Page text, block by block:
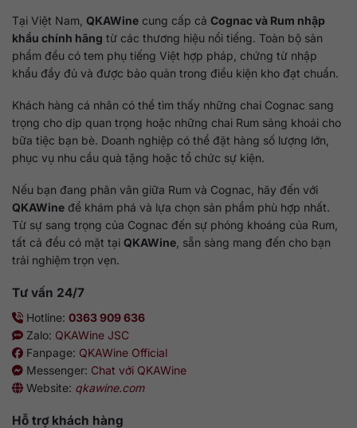
Tại Việt Nam, QKAWine cung cấp cả Cognac và Rum nhập
khẩu chính hãng từ các thương hiệu nổi tiếng. Toàn bộ sản
phẩm đều có tem phụ tiếng Việt hợp pháp, chứng từ nhập
khẩu đầy đủ và được bảo quản trong điều kiện kho đạt chuẩn.
Khách hàng cá nhân có thể tìm thấy những chai Cognac sang
trọng cho dịp quan trọng hoặc những chai Rum sảng khoái cho
bữa tiệc bạn bè. Doanh nghiệp có thể đặt hàng số lượng lớn,
phục vụ nhu cầu quà tặng hoặc tổ chức sự kiện.
Nếu bạn đang phân vân giữa Rum và Cognac, hãy đến với
QKAWine để khám phá và lựa chọn sản phẩm phù hợp nhất.
Từ sự sang trọng của Cognac đến sự phóng khoáng của Rum,
tất cả đều có mặt tại QKAWine , sẵn sàng mang đến cho bạn
trải nghiệm trọn vẹn.
Tư vấn 24/7
Hotline: 0363 909 636
Zalo: QKAWine JSC
Fanpage: QKAWine Official
Messenger: Chat với QKAWine
Website: qkawine.com
Hỗ trợ khách hàng